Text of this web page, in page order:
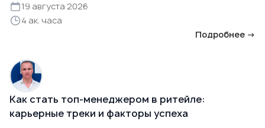
19 августа 2026
4 ак. часа
Подробнее →
Как стать топ-менеджером в ритейле:
карьерные треки и факторы успеха